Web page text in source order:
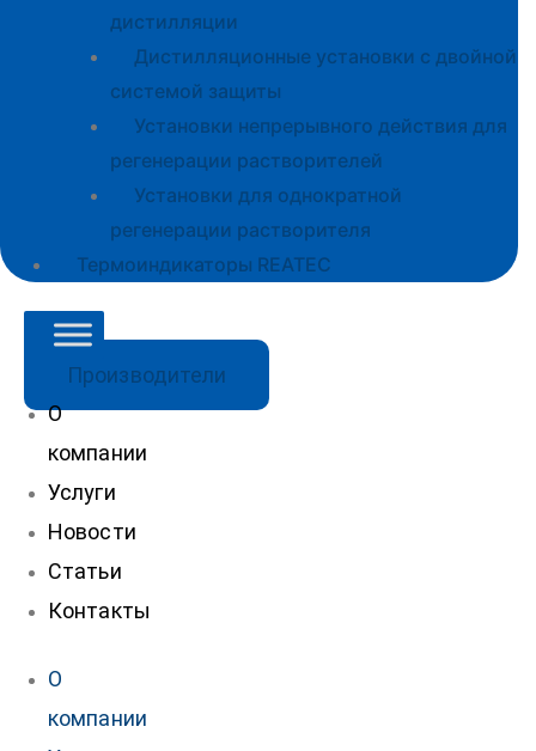
дистилляции
Дистилляционные установки с двойной
системой защиты
Установки непрерывного действия для
регенерации растворителей
Установки для однократной
регенерации растворителя
Термоиндикаторы REATEC
Производители
О
компании
Услуги
Новости
Статьи
Контакты
О
компании